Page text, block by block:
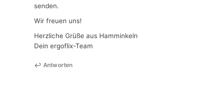
senden.
Wir freuen uns!
Herzliche Grüße aus Hamminkeln
Dein ergoflix-Team
Antworten